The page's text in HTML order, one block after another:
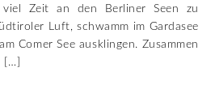
Zeit an den Berliner Seen zu
Luft, schwamm im Gardasee
Comer See ausklingen. Zusammen
[…]